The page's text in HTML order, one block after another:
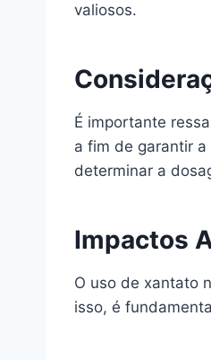
valiosos.
É importante
a fim de garantir
determinar a
Impactos
O uso de xantato
isso, é